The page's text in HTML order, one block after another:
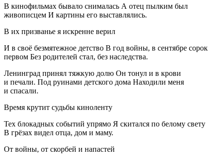
В кинофильмах бывало снималась А отец пылким был
живописцем И картины его выставлялись.
В их призванье я искренне верил
И в своё безмятежное детство В год войны, в сентябре сорок
первом Без родителей стал, без наследства.
Ленинград принял тяжкую долю Он тонул и в крови
и печали. Под руинами детского дома Находили меня
и спасали.
Время крутит судьбы киноленту
Тех блокадных событий упрямо Я скитался по белому свету
В грёзах видел отца, дом и маму.
От войны, от скорбей и напастей